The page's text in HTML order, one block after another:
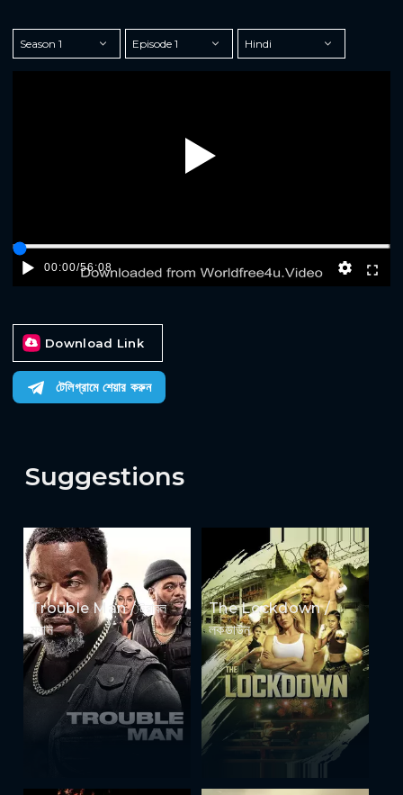
00:00/56:08
Download Link
টেলিগ্রামে শেয়ার করুন
Suggestions
Trouble Man / ট্রাবল
ম্যান
The Lockdown /
লকডাউন